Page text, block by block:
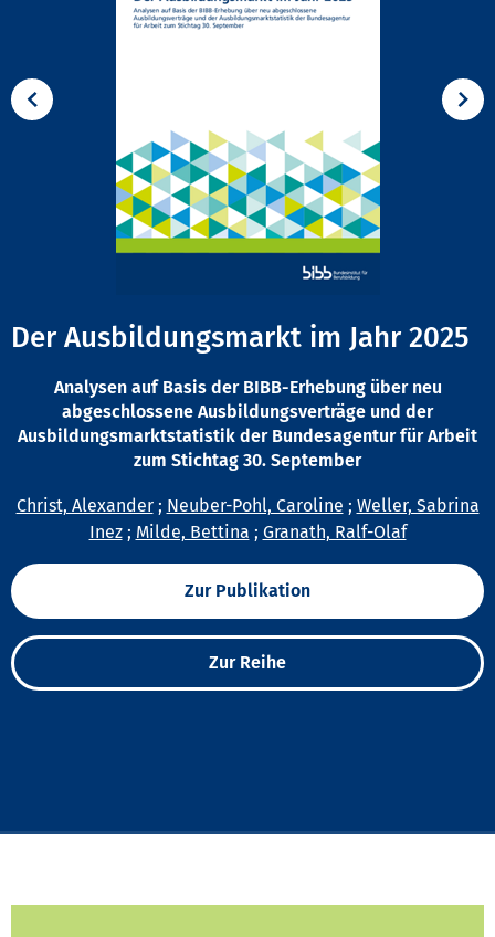
Der Ausbildungsmarkt im Jahr 2025
Analysen auf Basis der BIBB-Erhebung über neu
abgeschlossene Ausbildungsverträge und der
Ausbildungsmarktstatistik der Bundesagentur für Arbeit
zum Stichtag 30. September
Christ, Alexander; Neuber-Pohl, Caroline ; Weller, Sabrina
Inez; Milde, Bettina ; Granath, Ralf-Olaf
Zur Publikation
Zur Reihe